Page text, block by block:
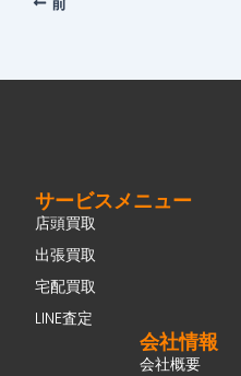
サービスメニュー
店頭買取
出張買取
宅配買取
LINE査定
会社情報
会社概要